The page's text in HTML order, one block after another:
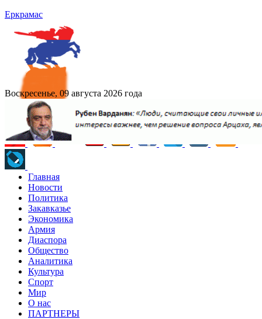
Еркрамас
Воскресенье, 09 августа 2026 года
Главная
Новости
Политика
Закавказье
Экономика
Армия
Диаспора
Общество
Аналитика
Культура
Спорт
Мир
О нас
ПАРТНЕРЫ